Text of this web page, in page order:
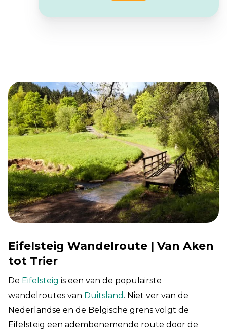
Eifelsteig Wandelroute | Van Aken
tot Trier
De Eifelsteig is een van de populairste
wandelroutes van Duitsland . Niet ver van de
Nederlandse en de Belgische grens volgt de
Eifelsteig een adembenemende route door de